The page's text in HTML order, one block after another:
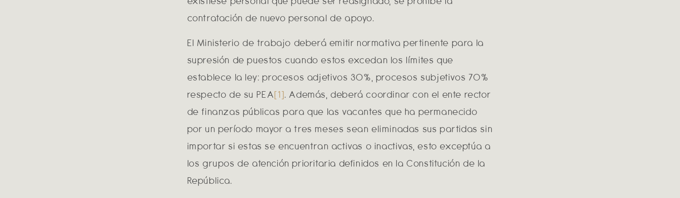
contratación de nuevo personal de apoyo.
El Ministerio de trabajo deberá emitir normativa pertinente para la
supresión de puestos cuando estos excedan los límites que
establece la ley: procesos adjetivos 30%, procesos subjetivos 70%
respecto de su PEA[1]. Además, deberá coordinar con el ente rector
de finanzas públicas para que las vacantes que ha permanecido
por un período mayor a tres meses sean eliminadas sus partidas sin
importar si estas se encuentran activas o inactivas, esto exceptúa a
los grupos de atención prioritaria definidos en la Constitución de la
República.